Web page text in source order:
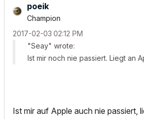
poeik
Champion
‎2017-02-03 02:12 PM
"Seay" wrote:
Ist mir noch nie passiert. Liegt an
Ist mir auf Apple auch nie passiert,